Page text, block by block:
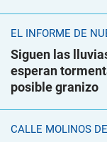
EL INFORME DE
Siguen las
esperan
posible granizo
CALLE MOLINOS